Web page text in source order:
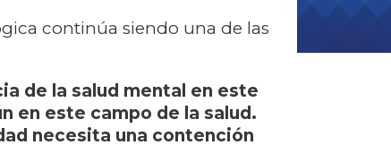
continúa siendo una de las
de la salud mental en este
en este campo de la salud.
necesita una contención